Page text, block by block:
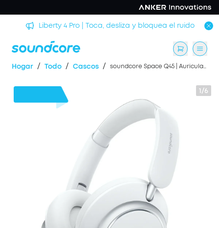
Liberty 4 Pro | Toca, desliza y bloquea el ruido
Hogar / Todo / Cascos / soundcore Space Q45 | Auriculares con cancelación de ruido de larga duración
1/6